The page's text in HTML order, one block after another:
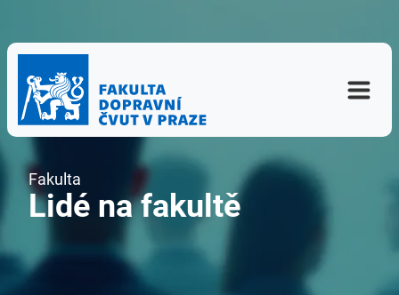
Fakulta
Lidé na fakultě